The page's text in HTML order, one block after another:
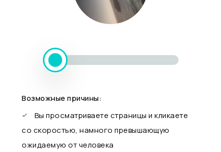
Возможные причины:
Вы просматриваете страницы и кликаете
со скоростью, намного превышающую
ожидаемую от человека